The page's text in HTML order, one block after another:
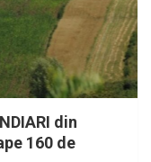
din
160 de